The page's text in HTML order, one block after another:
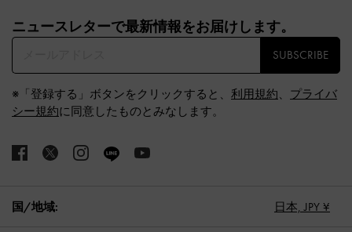
ニュースレターで最新情報をお届けします。​
SUBSCRIBE
※「登録する」ボタンをクリックすると、 利用規約、 プライバ
シー規約に同意したものとみなします。
国/地域: 日本, JPY ¥